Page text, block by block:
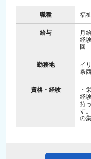
職種 福
給与
月
経
回
勤務地
イ
条
資格・経験
・
経
持
す
の